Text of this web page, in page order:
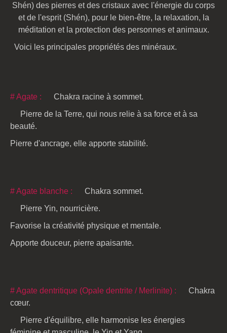
Shén) des pierres et des cristaux avec l'énergie du corps
et de l'esprit (Shén), pour le bien-être, la relaxation, la
méditation et la protection des personnes et animaux.
Voici les principales propriétés des minéraux.
# Agate : Chakra racine à sommet.
Pierre de la Terre, qui nous relie à sa force et à sa
beauté.
Pierre d'ancrage, elle apporte stabilité.
# Agate blanche :
Chakra sommet.
Pierre Yin, nourricière.
Favorise la créativité physique et mentale.
Apporte douceur, pierre apaisante.
# Agate dentritique (Opale dentrite / Merlinite) :
Chakra
cœur.
Pierre d'équilibre, elle harmonise les énergies